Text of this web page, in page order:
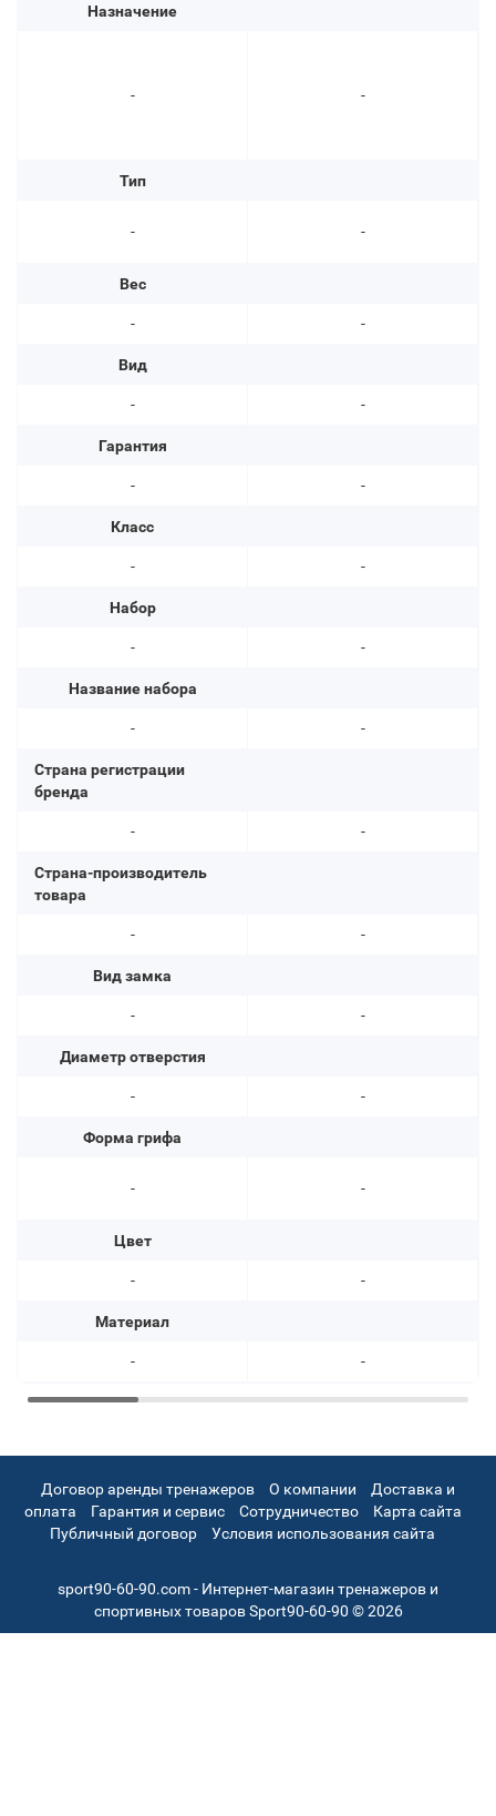
Назначение
-
Тип
-
Вес
-
Вид
-
Гарантия
-
Класс
-
Набор
-
Название набора
-
Страна регистрации
бренда
-
Страна-производитель
товара
-
Вид замка
-
Диаметр отверстия
-
Форма грифа
-
Цвет
-
Материал
-
-
-
-
-
-
-
-
-
-
-
-
-
-
-
-
Договор аренды тренажеров О компании
Доставка и
оплата
Гарантия и сервис Сотрудничество
Карта сайта
Публичный договор
Условия использования сайта
sport90-60-90.com - Интернет-магазин тренажеров и
спортивных товаров Sport90-60-90 © 2026